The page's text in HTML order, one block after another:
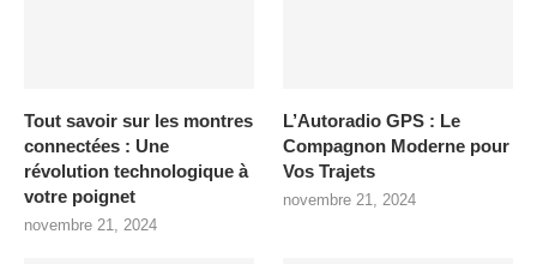
Tout savoir sur les montres
connectées : Une
révolution technologique à
votre poignet
novembre 21, 2024
L’Autoradio GPS : Le
Compagnon Moderne pour
Vos Trajets
novembre 21, 2024